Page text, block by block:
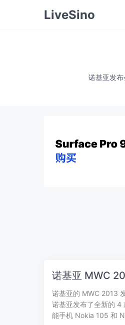
LiveSino
诺基亚发
诺基亚 MWC
诺基亚的 MWC 2013
诺基亚发布了全新的 4
能手机 Nokia 105 和